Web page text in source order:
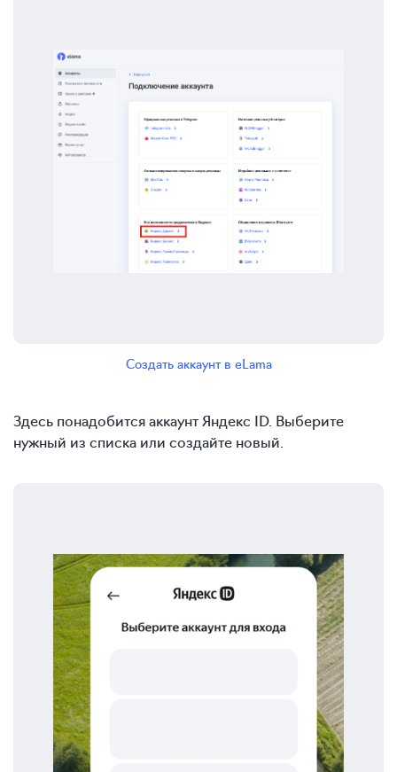
Создать аккаунт в eLama
Здесь понадобится аккаунт Яндекс ID. Выберите
нужный из списка или создайте новый.